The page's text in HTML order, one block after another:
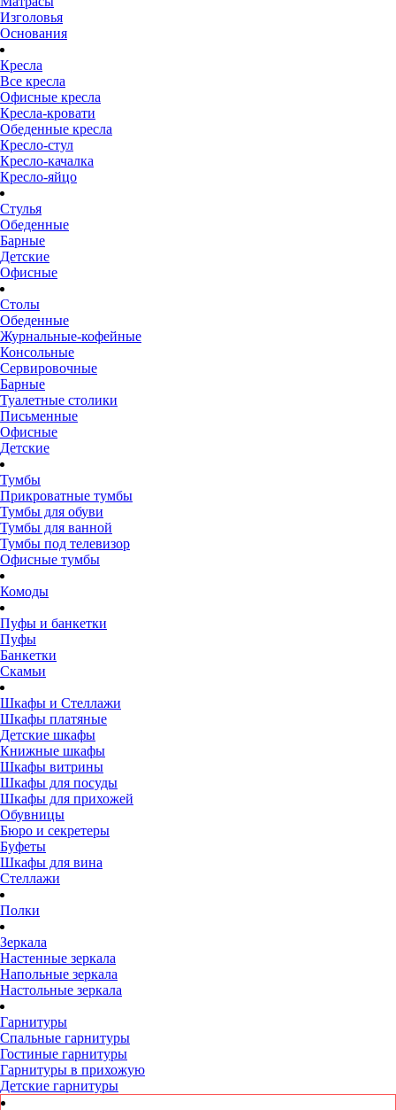
Изголовья
Основания
Кресла
Все кресла
Офисные кресла
Кресла-кровати
Обеденные кресла
Кресло-стул
Кресло-качалка
Кресло-яйцо
Стулья
Обеденные
Барные
Детские
Офисные
Столы
Обеденные
Журнальные-кофейные
Консольные
Сервировочные
Барные
Туалетные столики
Письменные
Офисные
Детские
Тумбы
Прикроватные тумбы
Тумбы для обуви
Тумбы для ванной
Тумбы под телевизор
Офисные тумбы
Комоды
Пуфы и банкетки
Пуфы
Банкетки
Скамьи
Шкафы и Стеллажи
Шкафы платяные
Детские шкафы
Книжные шкафы
Шкафы витрины
Шкафы для посуды
Шкафы для прихожей
Обувницы
Бюро и секретеры
Буфеты
Шкафы для вина
Стеллажи
Полки
Зеркала
Настенные зеркала
Напольные зеркала
Настольные зеркала
Гарнитуры
Спальные гарнитуры
Гостиные гарнитуры
Гарнитуры в прихожую
Детские гарнитуры